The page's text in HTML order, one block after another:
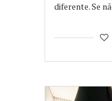
diferente. Se